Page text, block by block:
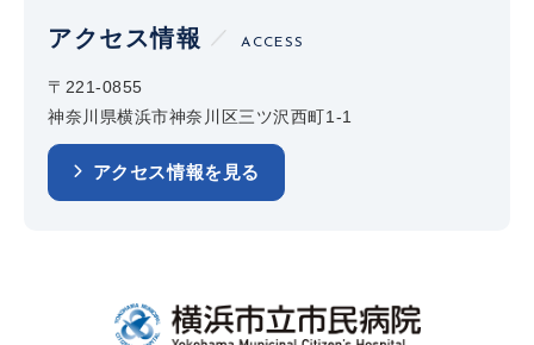
アクセス情報 ACCESS
〒221-0855
神奈川県横浜市神奈川区三ツ沢西町1-1
アクセス情報を見る